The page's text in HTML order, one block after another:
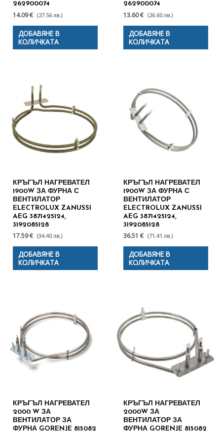
262900074
14.09 € (27.56 лв.)
ДОБАВЯНЕ В
КОЛИЧКАТА
262900074
13.60 € (26.60 лв.)
ДОБАВЯНЕ В
КОЛИЧКАТА
КРЪГЪЛ НАГРЕВАТЕЛ
1900W ЗА ФУРНА С
ВЕНТИЛАТОР
ELECTROLUX ZANUSSI
AEG 3871425124,
3192085128
17.59 € (34.40 лв.)
ДОБАВЯНЕ В
КОЛИЧКАТА
КРЪГЪЛ НАГРЕВАТЕЛ
1900W ЗА ФУРНА С
ВЕНТИЛАТОР
ELECTROLUX ZANUSSI
AEG 3871425124,
3192085128
36.51 € (71.41 лв.)
ДОБАВЯНЕ В
КОЛИЧКАТА
КРЪГЪЛ НАГРЕВАТЕЛ
2000 W ЗА
ВЕНТИЛАТОР ЗА
ФУРНА GORENJE 815082
КРЪГЪЛ НАГРЕВАТЕЛ
2000W ЗА
ВЕНТИЛАТОР ЗА
ФУРНА GORENJE 815082